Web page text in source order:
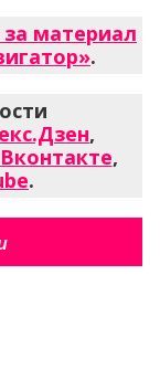
материал
.
,
Вконтакте,
.